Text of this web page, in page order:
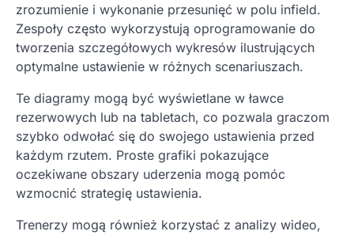
zrozumienie i wykonanie przesunięć w polu infield.
Zespoły często wykorzystują oprogramowanie do
tworzenia szczegółowych wykresów ilustrujących
optymalne ustawienie w różnych scenariuszach.
Te diagramy mogą być wyświetlane w ławce
rezerwowych lub na tabletach, co pozwala graczom
szybko odwołać się do swojego ustawienia przed
każdym rzutem. Proste grafiki pokazujące
oczekiwane obszary uderzenia mogą pomóc
wzmocnić strategię ustawienia.
Trenerzy mogą również korzystać z analizy wideo,